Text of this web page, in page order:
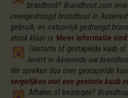
brandhout? Brandhout.com
ovengedroogd brandhout in
gebruik, en natuurlijk gedroogd
stook klaar is. Meer informatie
Gestorte of gestapelde kuub of
levert in Assenede uw
We spreken dus over gestapelde
vergelijken met een gestorte kuub
Afhalen of bezorgen?